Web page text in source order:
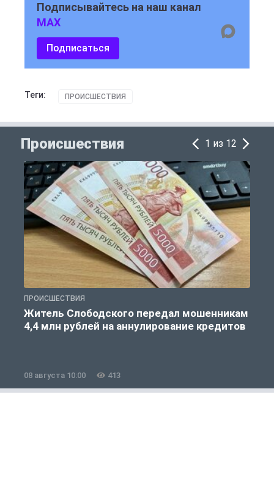
Подписывайтесь на наш канал
MAX
Подписаться
Теги: ПРОИСШЕСТВИЯ
Происшествия 1 из 12
ПРОИСШЕСТВИЯ
Житель Слободского передал мошенникам
4,4 млн рублей на аннулирование кредитов
08 августа 10:00 413